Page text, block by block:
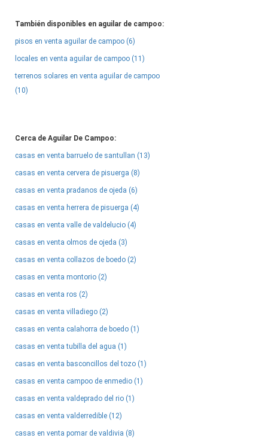
También disponibles en aguilar de campoo:
pisos en venta aguilar de campoo (6)
locales en venta aguilar de campoo (11)
terrenos solares en venta aguilar de campoo
(10)
Cerca de Aguilar De Campoo:
casas en venta barruelo de santullan (13)
casas en venta cervera de pisuerga (8)
casas en venta pradanos de ojeda (6)
casas en venta herrera de pisuerga (4)
casas en venta valle de valdelucio (4)
casas en venta olmos de ojeda (3)
casas en venta collazos de boedo (2)
casas en venta montorio (2)
casas en venta ros (2)
casas en venta villadiego (2)
casas en venta calahorra de boedo (1)
casas en venta tubilla del agua (1)
casas en venta basconcillos del tozo (1)
casas en venta campoo de enmedio (1)
casas en venta valdeprado del rio (1)
casas en venta valderredible (12)
casas en venta pomar de valdivia (8)